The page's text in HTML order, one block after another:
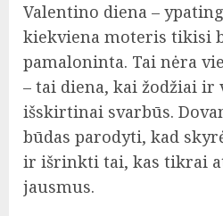
Valentino diena –
kiekviena moteris tikisi
pamaloninta. Tai nėra
– tai diena, kai žodžiai ir
išskirtinai svarbūs.
būdas parodyti, kad
ir išrinkti tai, kas tikrai
jausmus.